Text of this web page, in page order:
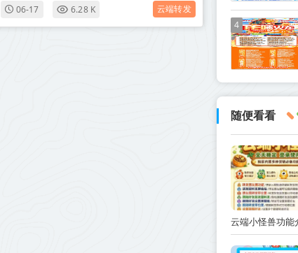
06-17 6.28 K 云端转发
4
随便看看